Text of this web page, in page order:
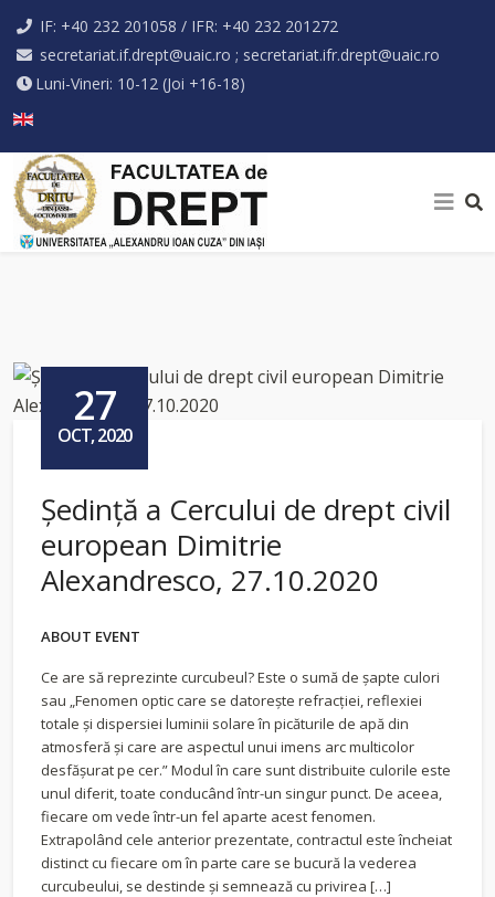
IF: +40 232 201058 / IFR: +40 232 201272
secretariat.if.drept@uaic.ro ; secretariat.ifr.drept@uaic.ro
Luni-Vineri: 10-12 (Joi +16-18)
27
OCT, 2020
Ședință a Cercului de drept civil
european Dimitrie
Alexandresco, 27.10.2020
ABOUT EVENT
Ce are să reprezinte curcubeul? Este o sumă de șapte culori
sau „Fenomen optic care se datorește refracției, reflexiei
totale și dispersiei luminii solare în picăturile de apă din
atmosferă și care are aspectul unui imens arc multicolor
desfășurat pe cer.” Modul în care sunt distribuite culorile este
unul diferit, toate conducând într-un singur punct. De aceea,
fiecare om vede într-un fel aparte acest fenomen.
Extrapolând cele anterior prezentate, contractul este încheiat
distinct cu fiecare om în parte care se bucură la vederea
curcubeului, se destinde și semnează cu privirea […]